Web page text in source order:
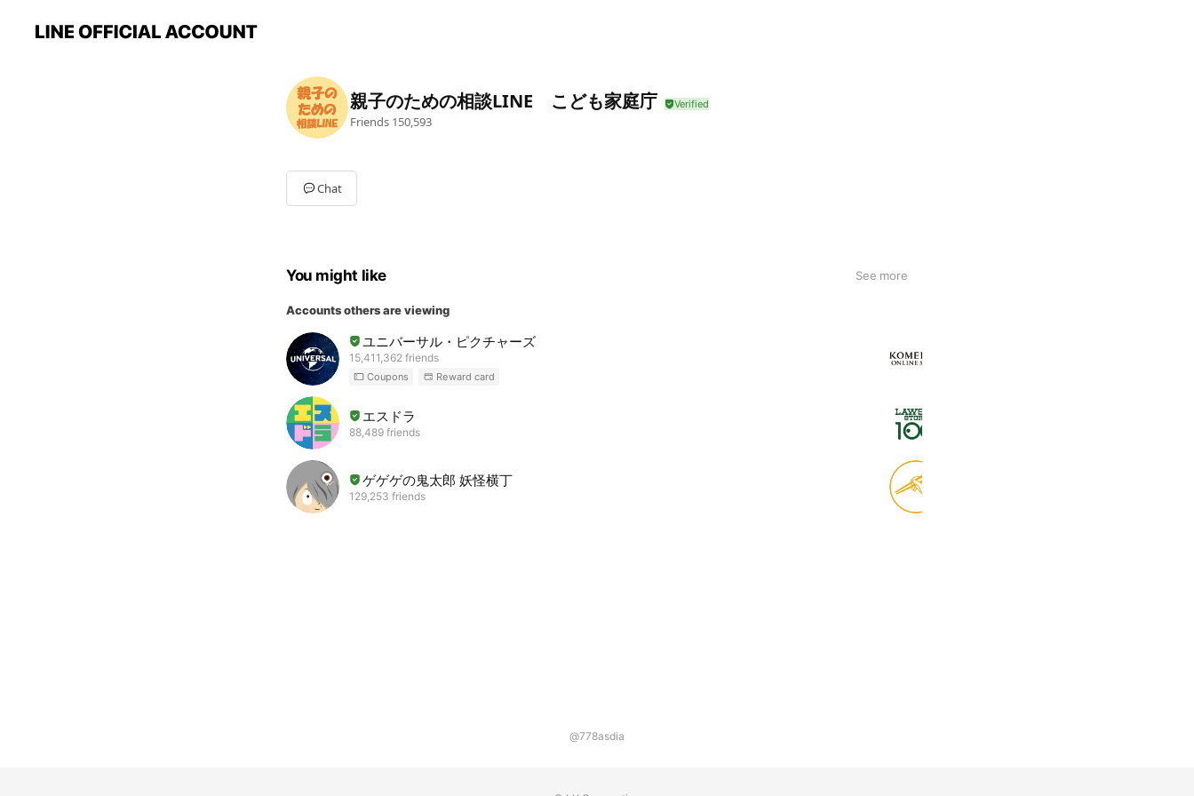
親子のための相談LINE こども家庭庁
Friends 150,593
Chat
You might like See more
Accounts others are viewing
ユニバーサル・ピクチャーズ
15,411,362 friends
Coupons Reward card
エスドラ
88,489 friends
ゲゲゲの鬼太郎 妖怪横丁
129,253 friends
@778asdia